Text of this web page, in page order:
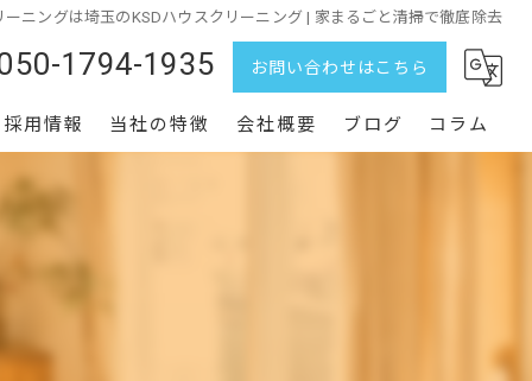
ーニングは埼玉のKSDハウスクリーニング | 家まるごと清掃で徹底除去
1794-1935 お問い合わせはこちら
採用情報 当社の特徴 会社概要 ブログ コラム